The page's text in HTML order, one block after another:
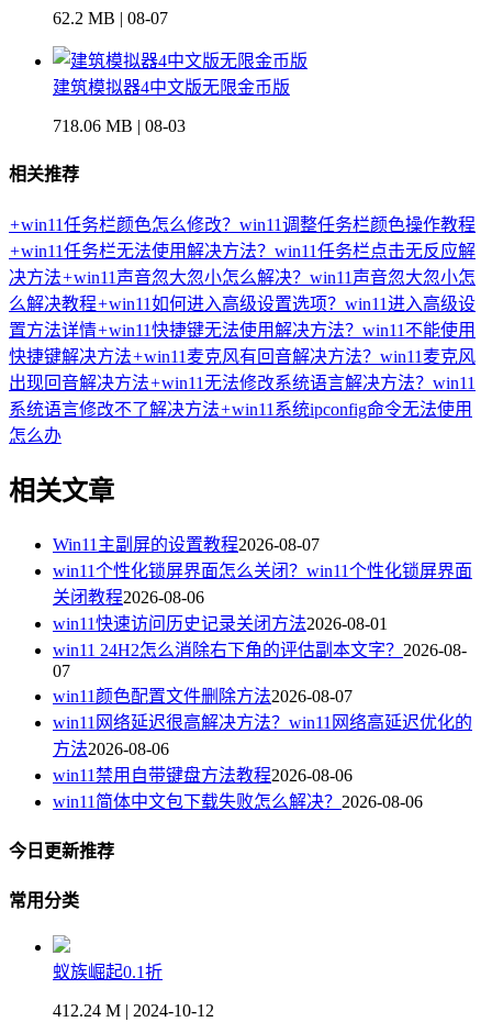
62.2 MB | 08-07
建筑模拟器4中文版无限金币版
718.06 MB | 08-03
相关推荐
+win11任务栏颜色怎么修改？win11调整任务栏颜色操作教程
+win11任务栏无法使用解决方法？win11任务栏点击无反应解
决方法+win11声音忽大忽小怎么解决？win11声音忽大忽小怎
么解决教程+win11如何进入高级设置选项？win11进入高级设
置方法详情+win11快捷键无法使用解决方法？win11不能使用
快捷键解决方法+win11麦克风有回音解决方法？win11麦克风
出现回音解决方法+win11无法修改系统语言解决方法？win11
系统语言修改不了解决方法+win11系统ipconfig命令无法使用
怎么办
相关文章
Win11主副屏的设置教程2026-08-07
win11个性化锁屏界面怎么关闭？win11个性化锁屏界面
关闭教程2026-08-06
win11快速访问历史记录关闭方法2026-08-01
win11 24H2怎么消除右下角的评估副本文字？ 2026-08-
07
win11颜色配置文件删除方法2026-08-07
win11网络延迟很高解决方法？win11网络高延迟优化的
方法2026-08-06
win11禁用自带键盘方法教程2026-08-06
win11简体中文包下载失败怎么解决？ 2026-08-06
今日更新推荐
常用分类
蚁族崛起0.1折
412.24 M | 2024-10-12